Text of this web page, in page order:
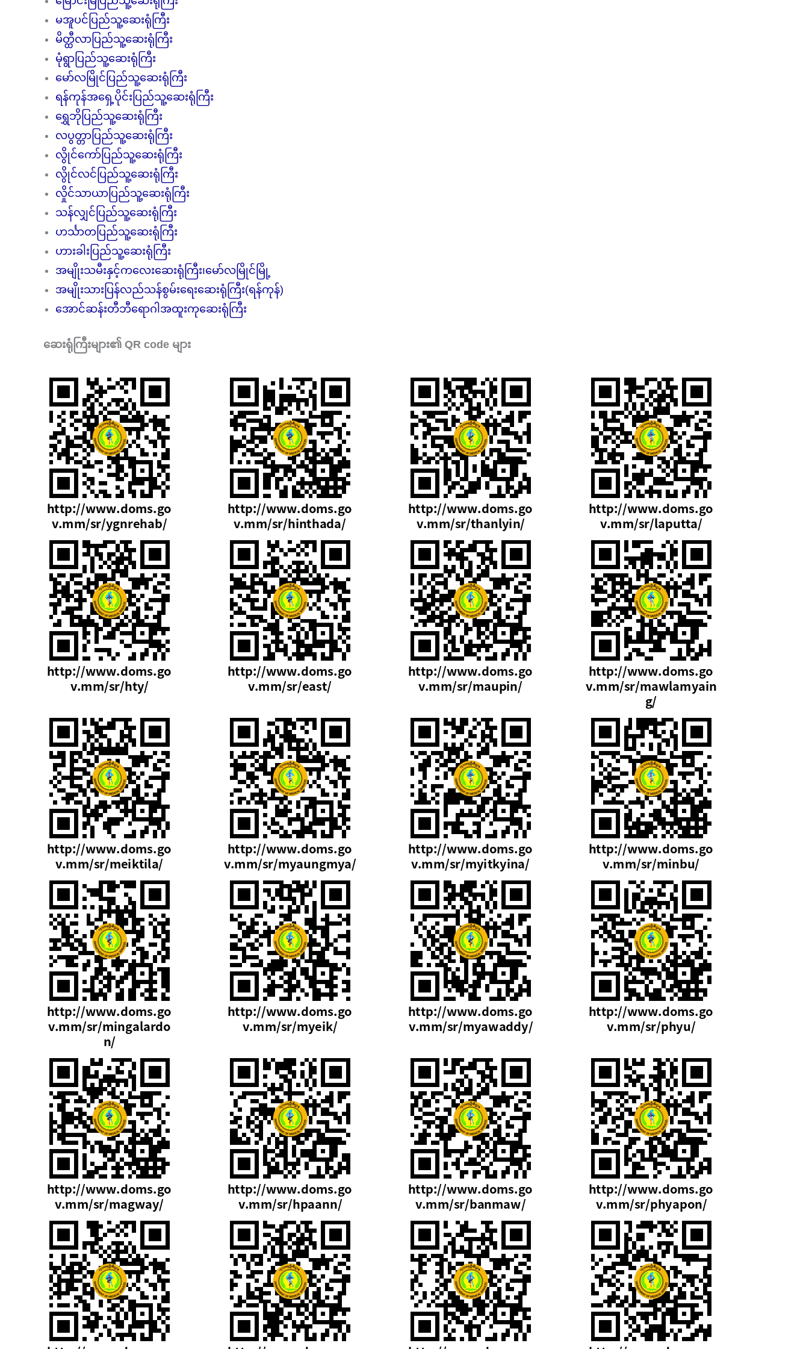
မအူပင်ပြည်သူ့ဆေးရုံကြီး
မိတ္ထီလာပြည်သူ့ဆေးရုံကြီး
မုံရွာပြည်သူ့ဆေးရုံကြီး
မော်လမြိုင်ပြည်သူ့ဆေးရုံကြီး
ရန်ကုန်အရှေ့ပိုင်းပြည်သူ့ဆေးရုံကြီး
ရွှေဘိုပြည်သူ့ဆေးရုံကြီး
လပွတ္တာပြည်သူ့ဆေးရုံကြီး
လွိုင်ကော်ပြည်သူ့ဆေးရုံကြီး
လွိုင်လင်ပြည်သူ့ဆေးရုံကြီး
လှိုင်သာယာပြည်သူ့ဆေးရုံကြီး
သန်လျှင်ပြည်သူ့ဆေးရုံကြီး
ဟင်္သာတပြည်သူ့ဆေးရုံကြီး
ဟားခါးပြည်သူ့ဆေးရုံကြီး
အမျိုးသမီးနှင့်ကလေးဆေးရုံကြီး၊မော်လမြိုင်မြို့
အမျိုးသားပြန်လည်သန်စွမ်းရေးဆေးရုံကြီး(ရန်ကုန်)
အောင်ဆန်းတီဘီရောဂါအထူးကုဆေးရုံကြီး
ဆေးရုံကြီးများ၏ QR code များ